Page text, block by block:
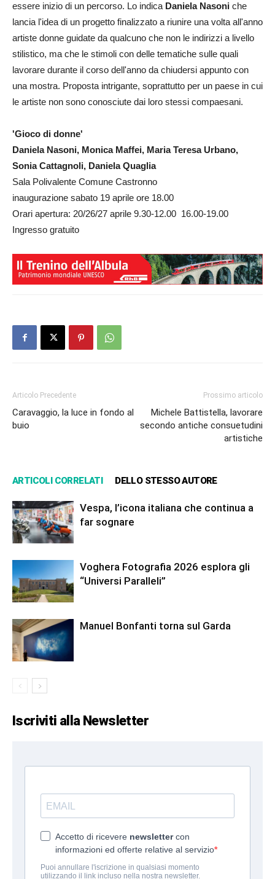
essere inizio di un percorso. Lo indica Daniela Nasoni che
lancia l'idea di un progetto finalizzato a riunire una volta all'anno
artiste donne guidate da qualcuno che non le indirizzi a livello
stilistico, ma che le stimoli con delle tematiche sulle quali
lavorare durante il corso dell'anno da chiudersi appunto con
una mostra. Proposta intrigante, soprattutto per un paese in cui
le artiste non sono conosciute dai loro stessi compaesani.
'Gioco di donne'
Daniela Nasoni, Monica Maffei, Maria Teresa Urbano,
Sonia Cattagnoli, Daniela Quaglia
Sala Polivalente Comune Castronno
inaugurazione sabato 19 aprile ore 18.00
Orari apertura: 20/26/27 aprile 9.30-12.00 16.00-19.00
Ingresso gratuito
Articolo Precedente
Caravaggio, la luce in fondo al
buio
Prossimo articolo
Michele Battistella, lavorare
secondo antiche consuetudini
artistiche
ARTICOLI CORRELATI DELLO STESSO AUTORE
Vespa, l’icona italiana che continua a
far sognare
Voghera Fotografia 2026 esplora gli
“Universi Paralleli”
Manuel Bonfanti torna sul Garda
Iscriviti alla Newsletter